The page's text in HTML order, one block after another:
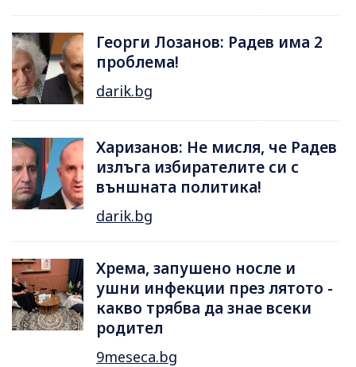
Георги Лозанов: Радев има 2
проблема!
darik.bg
Харизанов: Не мисля, че Радев
излъга избирателите си с
външната политика!
darik.bg
Хрема, запушено носле и
ушни инфекции през лятотo -
какво трябва да знае всеки
родител
9meseca.bg